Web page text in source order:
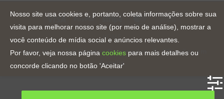
HOME
Copyright [2023] © Direitos Reservados. ByCRiações em
Familia
Nosso site usa cookies e, portanto, coleta informações sobre sua
visita para melhorar nosso site (por meio de análise), mostrar a
você conteúdo de mídia social e anúncios relevantes.
Por favor, veja nossa página cookies para mais detalhes ou
concorde clicando no botão 'Aceitar'